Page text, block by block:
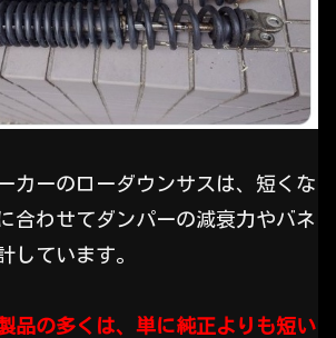
カーのローダウンサスは、短くな
合わせてダンパーの減衰力やバネ
しています。
品の多くは、単に純正よりも短い